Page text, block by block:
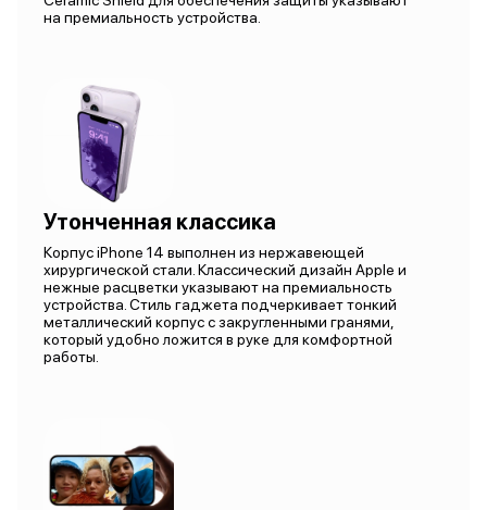
на премиальность устройства.
Утонченная классика
Корпус iPhone 14 выполнен из нержавеющей
хирургической стали. Классический дизайн Apple и
нежные расцветки указывают на премиальность
устройства. Стиль гаджета подчеркивает тонкий
металлический корпус с закругленными гранями,
который удобно ложится в руке для комфортной
работы.